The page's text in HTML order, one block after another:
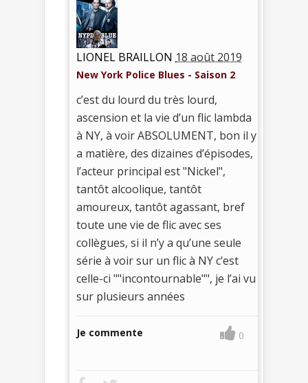
LIONEL BRAILLON 18 août 2019
New York Police Blues - Saison 2
c’est du lourd du très lourd,
ascension et la vie d’un flic lambda
à NY, à voir ABSOLUMENT, bon il y
a matière, des dizaines d’épisodes,
l’acteur principal est "Nickel",
tantôt alcoolique, tantôt
amoureux, tantôt agassant, bref
toute une vie de flic avec ses
collègues, si il n’y a qu’une seule
série à voir sur un flic à NY c’est
celle-ci ""incontournable"", je l’ai vu
sur plusieurs années
Je commente 0